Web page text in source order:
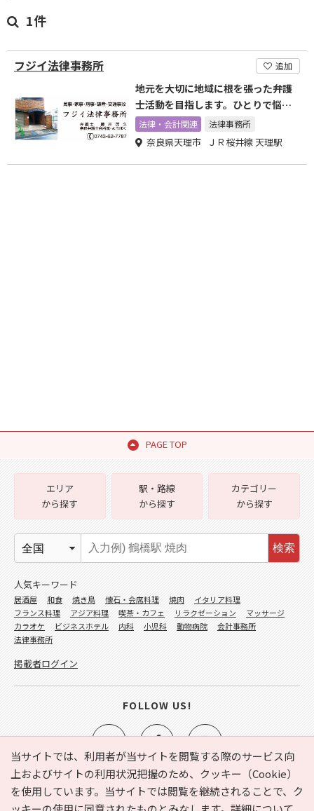
1件
フジイ法律事務所 追加
地元を大切に地域に根を張った弁護
士活動を目指します。ひとりで悩ま
ず、お気軽にご相談下さい。
法律・会計関連 法律事務所
奈良県天理市 ＪＲ桜井線 天理駅
PAGE TOP
当サイトでは、利用者が当サイトを閲覧する際のサービス向
上およびサイトの利用状況把握のため、クッキー（Cookie）
を使用しています。当サイトでは閲覧を継続されることで、ク
e-NAVITA（イーナビタ）とは？ お気に入り
ヘルプ
エリア
から探す
駅・路線
から探す
カテゴリー
から探す
検索
人気キーワード
居酒屋 和食 焼き鳥 懐石・会席料理 焼肉
イタリア料理
フランス料理
アジア料理 喫茶・カフェ リラクゼーション
マッサージ
カラオケ
ビジネスホテル 内科 小児科 動物病院
会計事務所
法律事務所
掲載者ログイン
FOLLOW US!